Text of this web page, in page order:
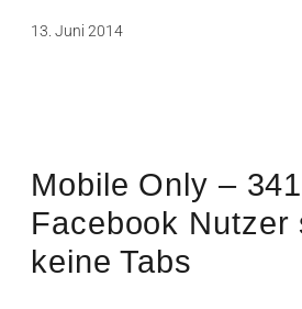
13. Juni 2014
Mobile Only –
Facebook Nutzer
keine Tabs